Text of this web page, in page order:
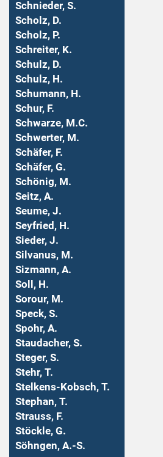
Schnieder, S.
Scholz, D.
Scholz, P.
Schreiter, K.
Schulz, D.
Schulz, H.
Schumann, H.
Schur, F.
Schwarze, M.C.
Schwerter, M.
Schäfer, F.
Schäfer, G.
Schönig, M.
Seitz, A.
Seume, J.
Seyfried, H.
Sieder, J.
Silvanus, M.
Sizmann, A.
Soll, H.
Sorour, M.
Speck, S.
Spohr, A.
Staudacher, S.
Steger, S.
Stehr, T.
Stelkens-Kobsch, T.
Stephan, T.
Strauss, F.
Stöckle, G.
Söhngen, A.-S.